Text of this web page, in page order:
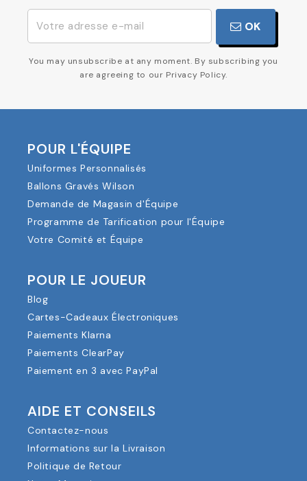
OK
You may unsubscribe at any moment. By subscribing you
are agreeing to our Privacy Policy.
POUR L'ÉQUIPE
Uniformes Personnalisés
Ballons Gravés Wilson
Demande de Magasin d'Équipe
Programme de Tarification pour l'Équipe
Votre Comité et Équipe
POUR LE JOUEUR
Blog
Cartes-Cadeaux Électroniques
Paiements Klarna
Paiements ClearPay
Paiement en 3 avec PayPal
AIDE ET CONSEILS
Contactez-nous
Informations sur la Livraison
Politique de Retour